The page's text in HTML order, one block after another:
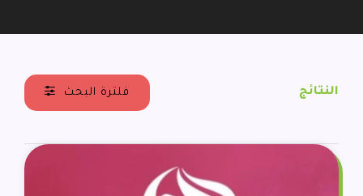
النتائج فلترة البحث